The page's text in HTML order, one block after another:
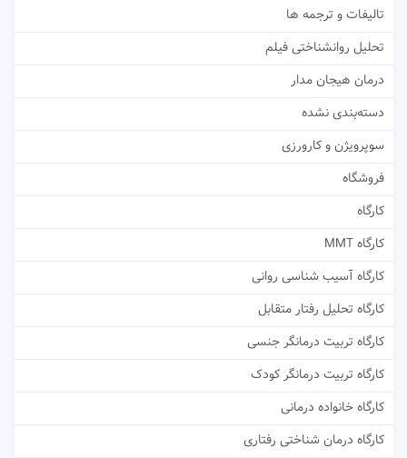
تالیفات و ترجمه ها
تحلیل روانشناختی فیلم
درمان هیجان مدار
دسته‌بندی نشده
سوپرویژن و کارورزی
فروشگاه
کارگاه
کارگاه MMT
کارگاه آسیب شناسی روانی
کارگاه تحلیل رفتار متقابل
کارگاه تربیت درمانگر جنسی
کارگاه تربیت درمانگر کودک
کارگاه خانواده درمانی
کارگاه درمان شناختی رفتاری